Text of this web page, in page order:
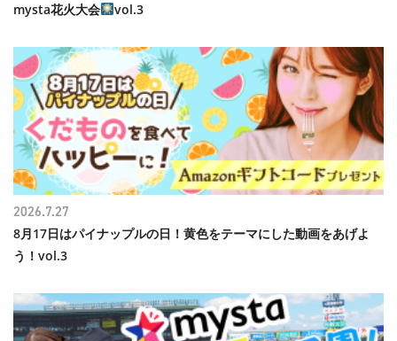
mysta花火大会 vol.3
8月17日はパイナップルの日！黄色をテーマにした動画をあげよ
う！vol.3
2026.7.27